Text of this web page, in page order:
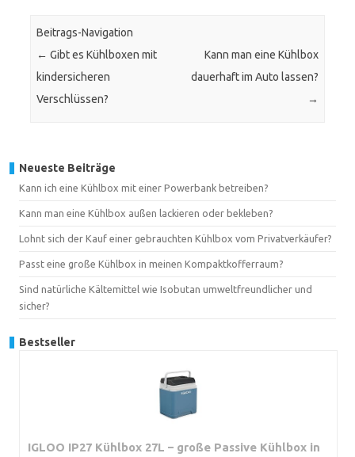
Beitrags-Navigation
← Gibt es Kühlboxen mit
kindersicheren
Verschlüssen?
Kann man eine Kühlbox
dauerhaft im Auto lassen?
→
Neueste Beiträge
Kann ich eine Kühlbox mit einer Powerbank betreiben?
Kann man eine Kühlbox außen lackieren oder bekleben?
Lohnt sich der Kauf einer gebrauchten Kühlbox vom Privatverkäufer?
Passt eine große Kühlbox in meinen Kompaktkofferraum?
Sind natürliche Kältemittel wie Isobutan umweltfreundlicher und
sicher?
Bestseller
IGLOO IP27 Kühlbox 27L – große Passive Kühlbox in